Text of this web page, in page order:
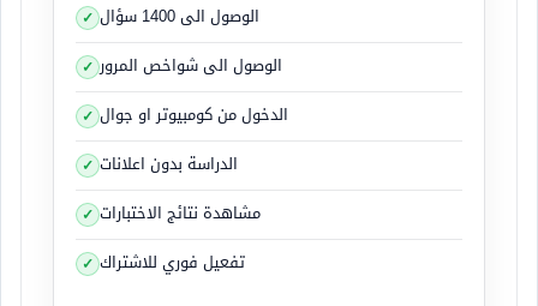
الوصول الى 1400 سؤال
الوصول الى شواخص المرور
الدخول من كومبيوتر او جوال
الدراسة بدون اعلانات
مشاهدة نتائج الاختبارات
تفعيل فوري للاشتراك